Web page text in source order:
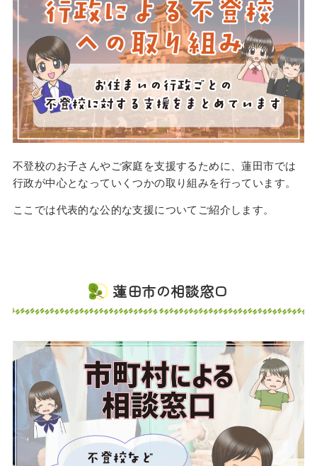
不登校のお子さんやご家庭を支援するために、蓮田市では
行政が中心となっていくつかの取り組みを行っています。
ここでは代表的な公的な支援についてご紹介します。
蓮田市の相談窓口